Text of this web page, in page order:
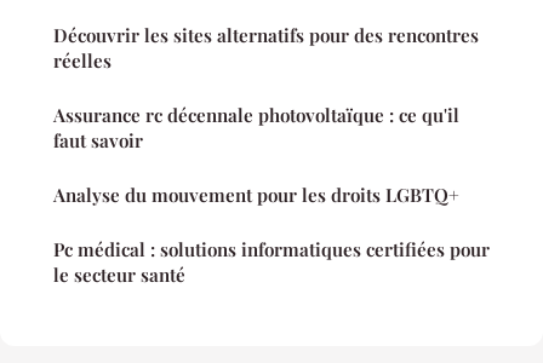
Découvrir les sites alternatifs pour des rencontres
réelles
Assurance rc décennale photovoltaïque : ce qu'il
faut savoir
Analyse du mouvement pour les droits LGBTQ+
Pc médical : solutions informatiques certifiées pour
le secteur santé